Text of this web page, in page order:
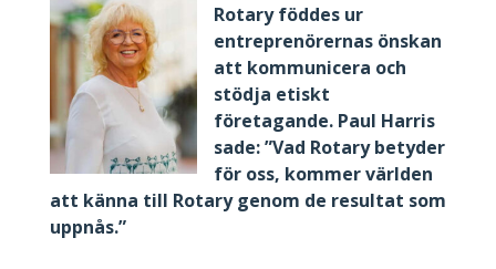
Rotary föddes ur
entreprenörernas önskan
att kommunicera och
stödja etiskt
företagande. Paul Harris
sade: ”Vad Rotary betyder
för oss, kommer världen
att känna till Rotary genom de resultat som
uppnås.”